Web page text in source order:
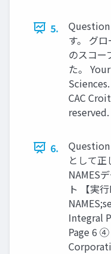
5.
す。 グ
のスコー
た。
CAC
reserved.
6.
として正
NAMES
ト 【実
Integral
Page 6